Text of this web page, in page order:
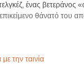
ένας βετεράνος
θάνατό του
με την ταινία